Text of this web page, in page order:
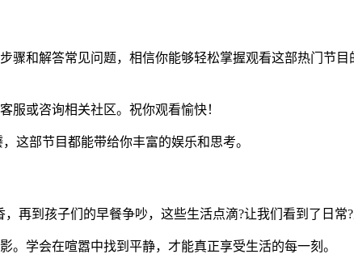
和解答常见问题，相信你能够轻松掌握观看这部热门节
服或咨询相关社区。祝你观看愉快！
这部节目都能带给你丰富的娱乐和思考。
再到孩子们的早餐争吵，这些生活点滴?让我们看到了日常?
学会在喧嚣中找到平静，才能真正享受生活的每一刻。